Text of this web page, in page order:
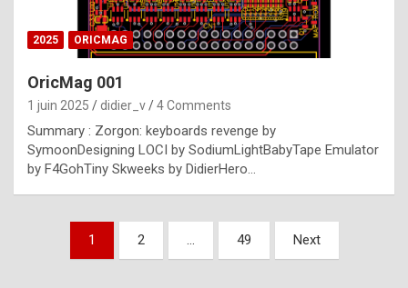
o
n
y
l
e
x
a
2025 ORICMAG
OricMag 001
1 juin 2025 didier_v 4 Comments
Summary : Zorgon: keyboards revenge by
SymoonDesigning LOCI by SodiumLightBabyTape Emulator
by F4GohTiny Skweeks by DidierHero…
Pagination
1 2 … 49 Next